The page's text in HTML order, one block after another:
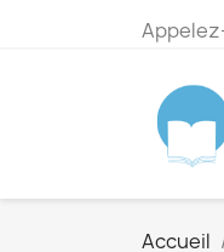
Accueil